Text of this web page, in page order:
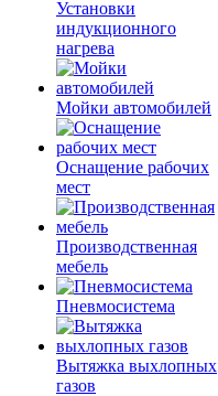
Установки
индукционного
нагрева
Мойки автомобилей
Оснащение рабочих
мест
Производственная
мебель
Пневмосистема
Вытяжка выхлопных
газов